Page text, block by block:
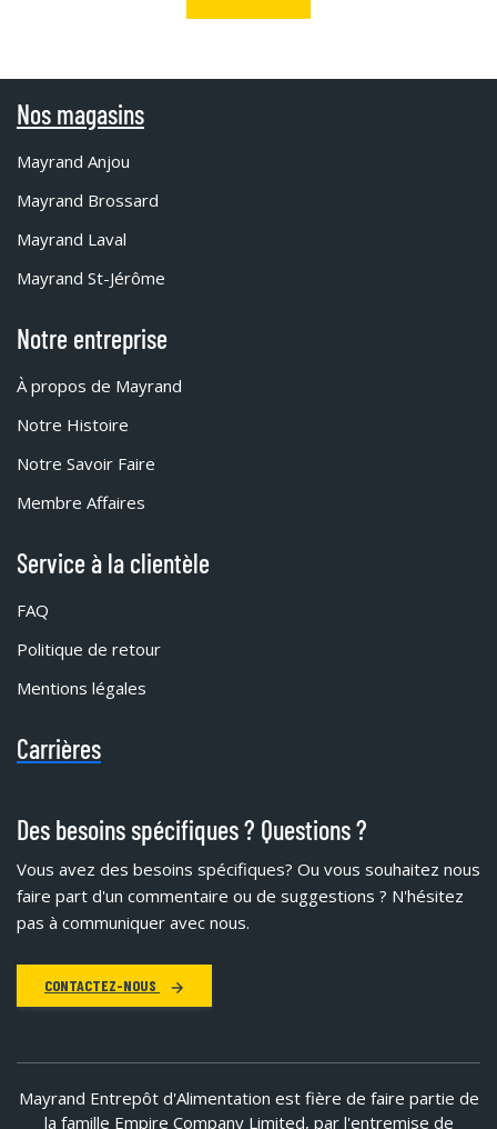
Nos magasins
Mayrand Anjou
Mayrand Brossard
Mayrand Laval
Mayrand St-Jérôme
Notre entreprise
À propos de Mayrand
Notre Histoire
Notre Savoir Faire
Membre Affaires
Service à la clientèle
FAQ
Politique de retour
Mentions légales
Carrières
Des besoins spécifiques ? Questions ?
Vous avez des besoins spécifiques? Ou vous souhaitez nous
faire part d'un commentaire ou de suggestions ? N'hésitez
pas à communiquer avec nous.
CONTACTEZ-NOUS
Mayrand Entrepôt d'Alimentation est fière de faire partie de
la famille Empire Company Limited, par l'entremise de